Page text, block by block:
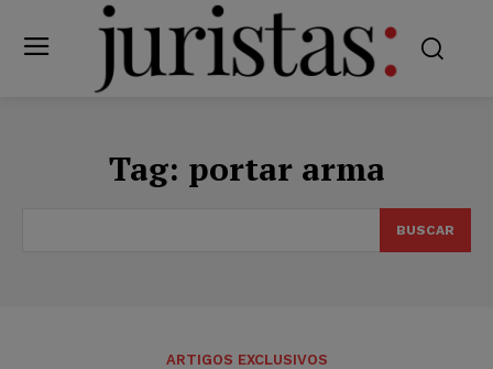
Tag: portar arma
BUSCAR
ARTIGOS EXCLUSIVOS